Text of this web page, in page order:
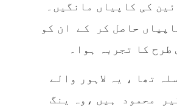
کی کاپیاں مانگیں۔
حاصل کر کے ان کو
طرح کا تجربہ ہوا۔
تھا ، یہ لاہور والے
محمود ہیں ،وہ ینگ